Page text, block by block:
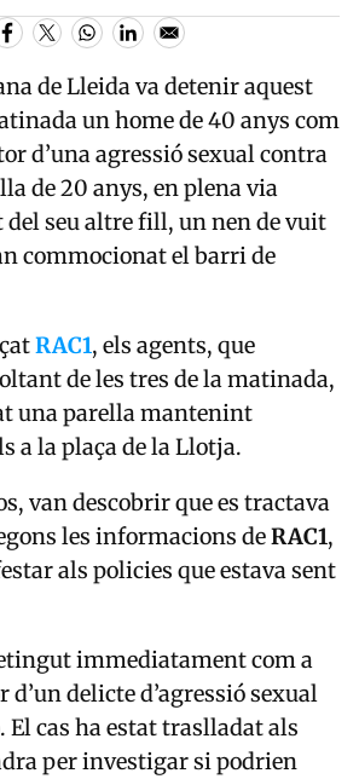
de Lleida va detenir aquest
un home de 40 anys com
d’una agressió sexual contra
de 20 anys, en plena via
seu altre fill, un nen de vuit
commocionat el barri de
RAC1, els agents, que
de les tres de la matinada,
una parella mantenint
a la plaça de la Llotja.
van descobrir que es tractava
les informacions deRAC1,
als policies que estava sent
immediatament com a
delicte d’agressió sexual
El cas ha estat traslladat als
per investigar si podrien